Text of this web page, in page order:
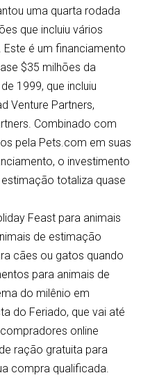
uma quarta rodada
que incluiu vários
é um financiamento
$35 milhões da
1999, que incluiu
Venture Partners,
Combinado com
pela Pets.com em suas
o investimento
totaliza quase
Feast para animais
de estimação
cães ou gatos quando
para animais de
do milênio em
do Feriado, que vai até
online
ração gratuita para
compra qualificada.